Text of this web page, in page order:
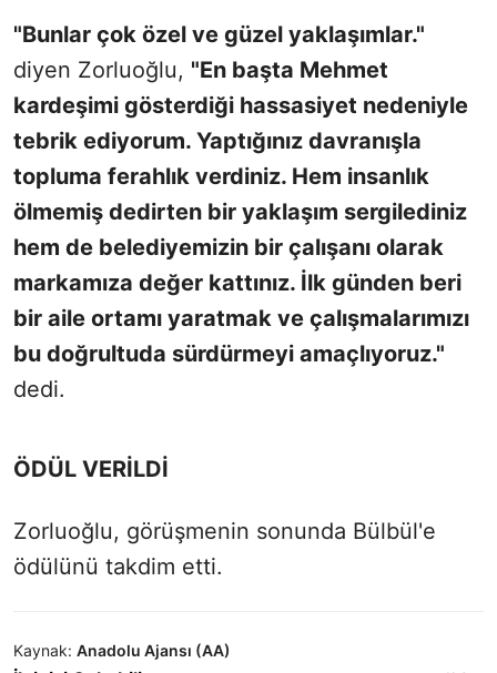
"Bunlar çok özel ve güzel yaklaşımlar."
diyen Zorluoğlu, "En başta Mehmet
kardeşimi gösterdiği hassasiyet nedeniyle
tebrik ediyorum. Yaptığınız davranışla
topluma ferahlık verdiniz. Hem insanlık
ölmemiş dedirten bir yaklaşım sergilediniz
hem de belediyemizin bir çalışanı olarak
markamıza değer kattınız. İlk günden beri
bir aile ortamı yaratmak ve çalışmalarımızı
bu doğrultuda sürdürmeyi amaçlıyoruz."
dedi.
ÖDÜL VERİLDİ
Zorluoğlu, görüşmenin sonunda Bülbül'e
ödülünü takdim etti.
Kaynak: Anadolu Ajansı (AA)